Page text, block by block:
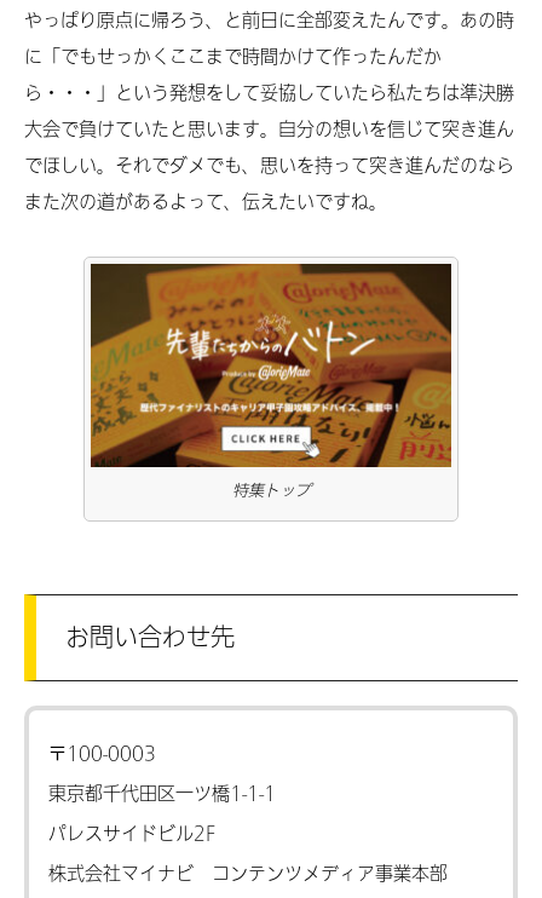
やっぱり原点に帰ろう、と前日に全部変えたんです。あの時
に「でもせっかくここまで時間かけて作ったんだか
ら・・・」という発想をして妥協していたら私たちは準決勝
大会で負けていたと思います。自分の想いを信じて突き進ん
でほしい。それでダメでも、思いを持って突き進んだのなら
また次の道があるよって、伝えたいですね。
特集トップ
お問い合わせ先
〒100-0003
東京都千代田区一ツ橋1-1-1
パレスサイドビル2F
株式会社マイナビ コンテンツメディア事業本部